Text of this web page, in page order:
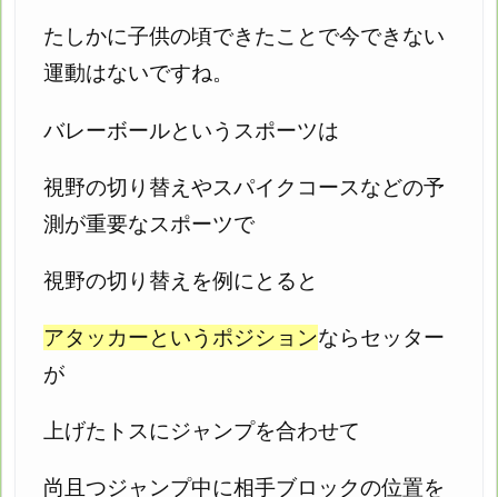
たしかに子供の頃できたことで今できない
運動はないですね。
バレーボールというスポーツは
視野の切り替えやスパイクコースなどの予
測が重要なスポーツで
視野の切り替えを例にとると
アタッカーというポジションならセッター
が
上げたトスにジャンプを合わせて
尚且つジャンプ中に相手ブロックの位置を